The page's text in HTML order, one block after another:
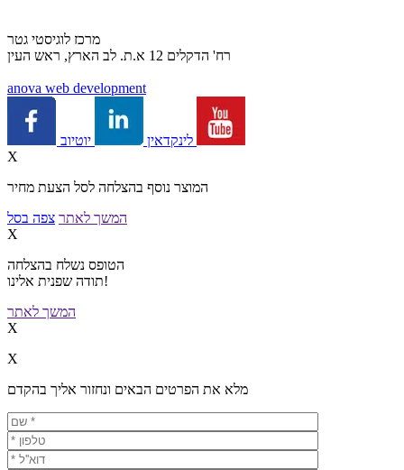
מרכז לוגיסטי גטר
רח' הדקלים 12 א.ת. לב הארץ, ראש העין
anova web development
לינקדאין
X
המוצר נוסף בהצלחה לסל הצעת מחיר
המשך לאתר צפה בסל
X
הטופס נשלח בהצלחה
תודה שפנית אלינו!
המשך לאתר
X
X
מלא את הפרטים הבאים ונחזור אליך בהקדם